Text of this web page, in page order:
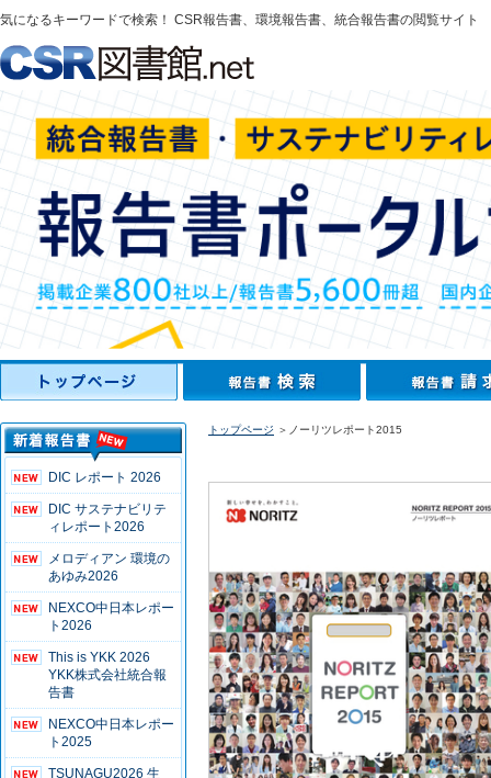
気になるキーワードで検索！ CSR報告書、環境報告書、統合報告書の閲覧サイト
DIC レポート 2026
DIC サステナビリテ
ィレポート2026
メロディアン 環境の
あゆみ2026
NEXCO中日本レポー
ト2026
This is YKK 2026
YKK株式会社統合報
告書
NEXCO中日本レポー
ト2025
TSUNAGU2026 生
トップページ ＞ノーリツレポート2015